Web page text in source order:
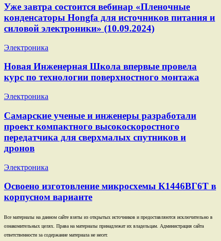
Уже завтра состоится вебинар «Пленочные
конденсаторы Hongfa для источников питания и
силовой электроники» (10.09.2024)
Электроника
Новая Инженерная Школа впервые провела
курс по технологии поверхностного монтажа
Электроника
Самарские ученые и инженеры разработали
проект компактного высокоскоростного
передатчика для сверхмалых спутников и
дронов
Электроника
Освоено изготовление микросхемы К1446ВГ6Т в
корпусном варианте
Все материалы на данном сайте взяты из открытых источников и предоставляются исключительно в
ознакомительных целях. Права на материалы принадлежат их владельцам. Администрация сайта
ответственности за содержание материала не несет.